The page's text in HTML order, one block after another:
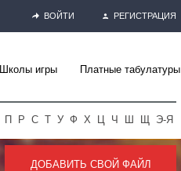
ВОЙТИ РЕГИСТРАЦИЯ
Школы игры Платные табулатуры
П Р С Т У Ф Х Ц Ч Ш Щ Э-Я
ДОБАВИТЬ СВОЙ ФАЙЛ